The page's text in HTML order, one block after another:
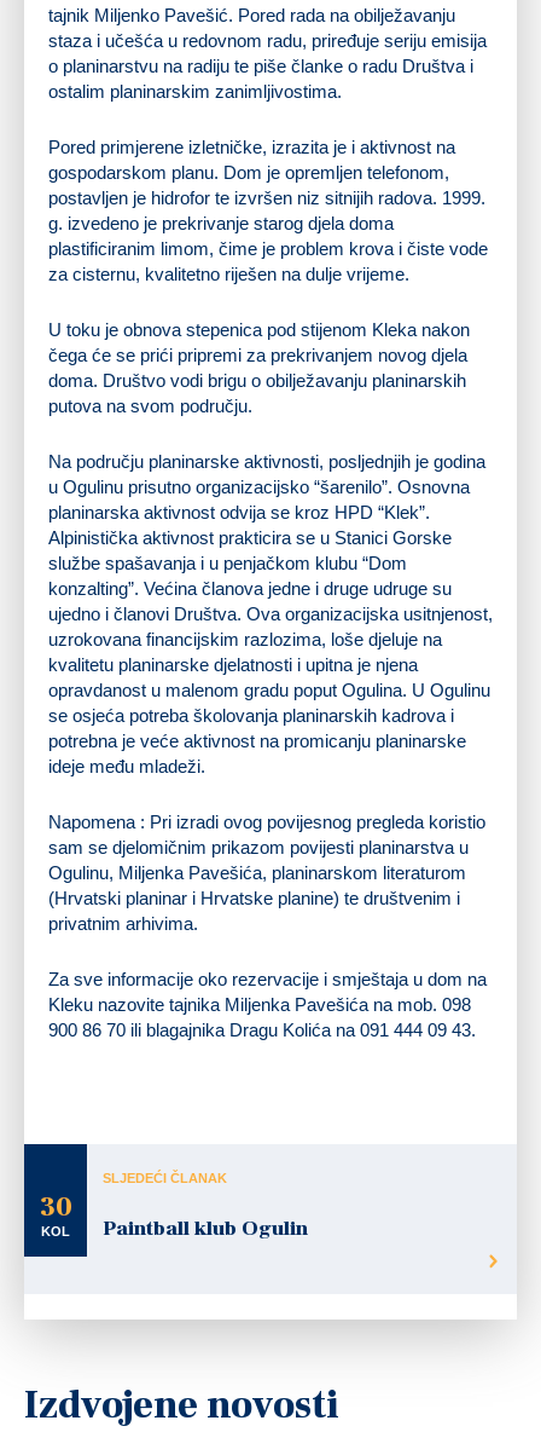
tajnik Miljenko Pavešić. Pored rada na obilježavanju
staza i učešća u redovnom radu, priređuje seriju emisija
o planinarstvu na radiju te piše članke o radu Društva i
ostalim planinarskim zanimljivostima.
Pored primjerene izletničke, izrazita je i aktivnost na
gospodarskom planu. Dom je opremljen telefonom,
postavljen je hidrofor te izvršen niz sitnijih radova. 1999.
g. izvedeno je prekrivanje starog djela doma
plastificiranim limom, čime je problem krova i čiste vode
za cisternu, kvalitetno riješen na dulje vrijeme.
U toku je obnova stepenica pod stijenom Kleka nakon
čega će se prići pripremi za prekrivanjem novog djela
doma. Društvo vodi brigu o obilježavanju planinarskih
putova na svom području.
Na području planinarske aktivnosti, posljednjih je godina
u Ogulinu prisutno organizacijsko “šarenilo”. Osnovna
planinarska aktivnost odvija se kroz HPD “Klek”.
Alpinistička aktivnost prakticira se u Stanici Gorske
službe spašavanja i u penjačkom klubu “Dom
konzalting”. Većina članova jedne i druge udruge su
ujedno i članovi Društva. Ova organizacijska usitnjenost,
uzrokovana financijskim razlozima, loše djeluje na
kvalitetu planinarske djelatnosti i upitna je njena
opravdanost u malenom gradu poput Ogulina. U Ogulinu
se osjeća potreba školovanja planinarskih kadrova i
potrebna je veće aktivnost na promicanju planinarske
ideje među mladeži.
Napomena : Pri izradi ovog povijesnog pregleda koristio
sam se djelomičnim prikazom povijesti planinarstva u
Ogulinu, Miljenka Pavešića, planinarskom literaturom
(Hrvatski planinar i Hrvatske planine) te društvenim i
privatnim arhivima.
Za sve informacije oko rezervacije i smještaja u dom na
Kleku nazovite tajnika Miljenka Pavešića na mob. 098
900 86 70 ili blagajnika Dragu Kolića na 091 444 09 43.
30
KOL
SLJEDEĆI ČLANAK
Paintball klub Ogulin
Izdvojene novosti